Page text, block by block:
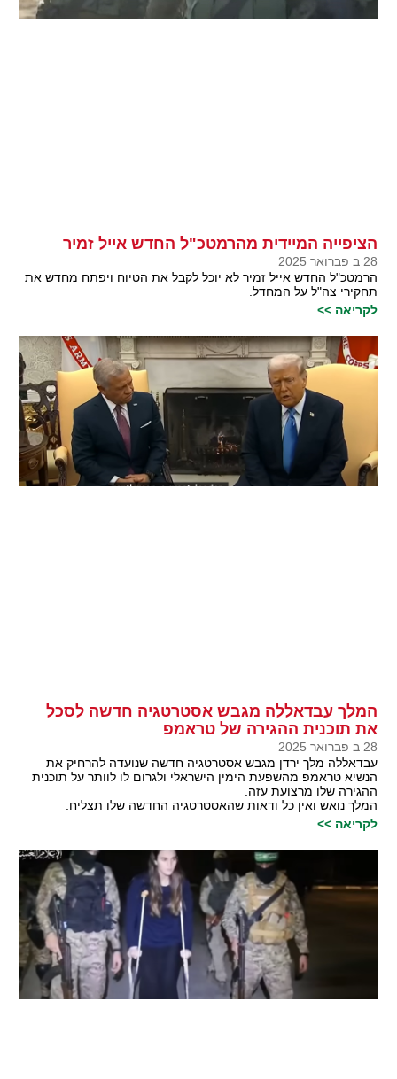
הציפייה המיידית מהרמטכ"ל החדש אייל זמיר
28 ב פברואר 2025
הרמטכ"ל החדש אייל זמיר לא יוכל לקבל את הטיוח ויפתח מחדש את
תחקירי צה"ל על המחדל.
לקריאה >>
המלך עבדאללה מגבש אסטרטגיה חדשה לסכל
את תוכנית ההגירה של טראמפ
28 ב פברואר 2025
עבדאללה מלך ירדן מגבש אסטרטגיה חדשה שנועדה להרחיק את
הנשיא טראמפ מהשפעת הימין הישראלי ולגרום לו לוותר על תוכנית
ההגירה שלו מרצועת עזה.
המלך נואש ואין כל ודאות שהאסטרטגיה החדשה שלו תצליח.
לקריאה >>